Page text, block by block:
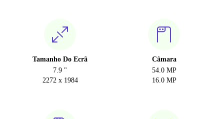
Tamanho Do Ecrã
7.9 "
2272 x 1984
Câmara
54.0 MP
16.0 MP